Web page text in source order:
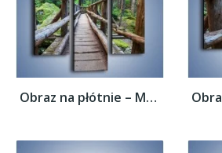
Obraz na płótnie – Mostek z drewnianych...